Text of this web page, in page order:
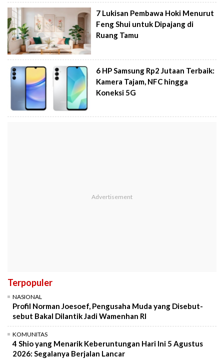
7 Lukisan Pembawa Hoki Menurut
Feng Shui untuk Dipajang di
Ruang Tamu
6 HP Samsung Rp2 Jutaan Terbaik:
Kamera Tajam, NFC hingga
Koneksi 5G
Terpopuler
NASIONAL
Profil Norman Joesoef, Pengusaha Muda yang Disebut-
sebut Bakal Dilantik Jadi Wamenhan RI
KOMUNITAS
4 Shio yang Menarik Keberuntungan Hari Ini 5 Agustus
2026: Segalanya Berjalan Lancar